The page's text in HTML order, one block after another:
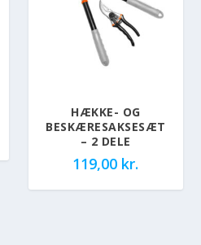
HÆKKE- OG
BESKÆRESAKSESÆT
– 2 DELE
119,00 kr.